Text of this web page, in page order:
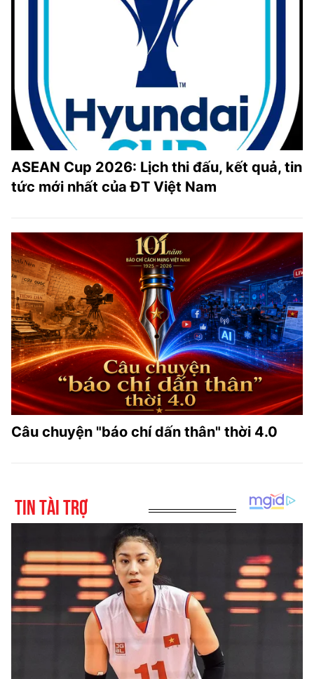
ASEAN Cup 2026: Lịch thi đấu, kết quả, tin
tức mới nhất của ĐT Việt Nam
Câu chuyện "báo chí dấn thân" thời 4.0